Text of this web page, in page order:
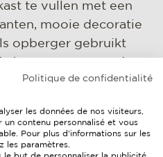
te vullen met een
mooie decoratie
opberger gebruikt
je kruidenplanten
Politique de confidentialité
les données de nos visiteurs,
contenu personnalisé et vous
Pour plus d'informations sur les
les paramètres.